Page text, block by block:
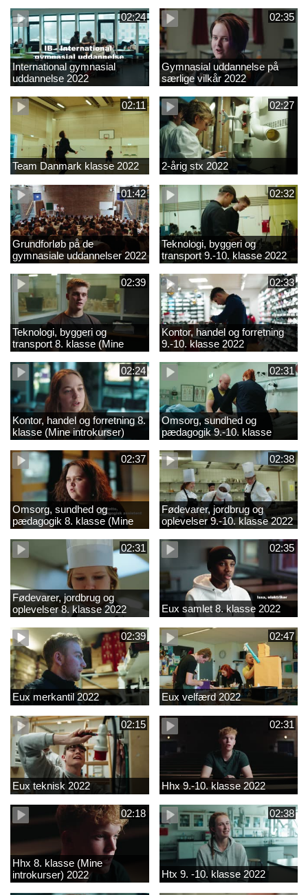
02:24
International gymnasial
uddannelse 2022
02:35
Gymnasial uddannelse på
særlige vilkår 2022
02:11
Team Danmark klasse 2022
02:27
2-årig stx 2022
01:42
Grundforløb på de
gymnasiale uddannelser 2022
02:32
Teknologi, byggeri og
transport 9.-10. klasse 2022
02:39
Teknologi, byggeri og
transport 8. klasse (Mine
introkurser) 2022
02:33
Kontor, handel og forretning
9.-10. klasse 2022
02:24
Kontor, handel og forretning 8.
klasse (Mine introkurser)
2022
02:31
Omsorg, sundhed og
pædagogik 9.-10. klasse
2022
02:37
Omsorg, sundhed og
pædagogik 8. klasse (Mine
introkurser) 2022
02:38
Fødevarer, jordbrug og
oplevelser 9.-10. klasse 2022
02:31
Fødevarer, jordbrug og
oplevelser 8. klasse 2022
02:35
Eux samlet 8. klasse 2022
02:39
Eux merkantil 2022
02:47
Eux velfærd 2022
02:15
Eux teknisk 2022
02:31
Hhx 9.-10. klasse 2022
02:18
Hhx 8. klasse (Mine
introkurser) 2022
02:38
Htx 9. -10. klasse 2022